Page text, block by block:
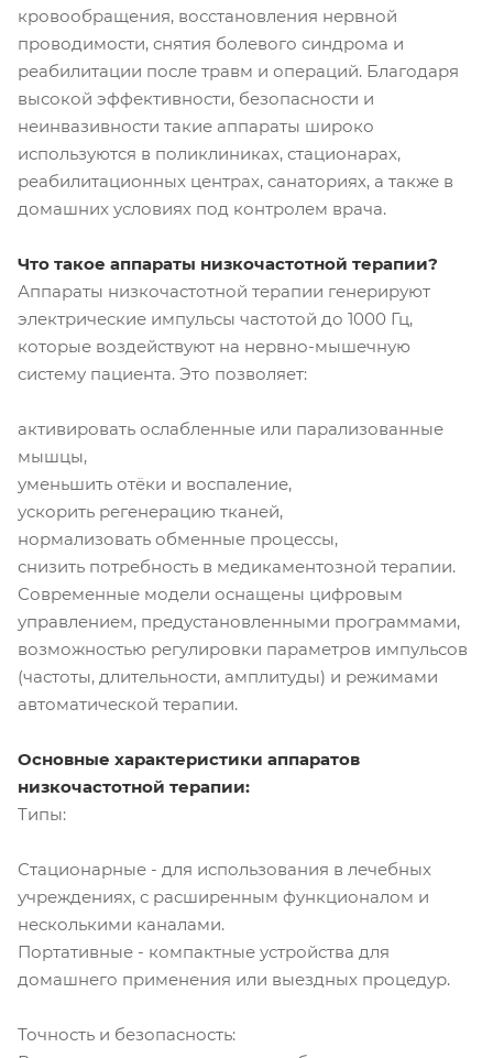
кровообращения, восстановления нервной
проводимости, снятия болевого синдрома и
реабилитации после травм и операций. Благодаря
высокой эффективности, безопасности и
неинвазивности такие аппараты широко
используются в поликлиниках, стационарах,
реабилитационных центрах, санаториях, а также в
домашних условиях под контролем врача.
Что такое аппараты низкочастотной терапии?
Аппараты низкочастотной терапии генерируют
электрические импульсы частотой до 1000 Гц,
которые воздействуют на нервно-мышечную
систему пациента. Это позволяет:
активировать ослабленные или парализованные
мышцы,
уменьшить отёки и воспаление,
ускорить регенерацию тканей,
нормализовать обменные процессы,
снизить потребность в медикаментозной терапии.
Современные модели оснащены цифровым
управлением, предустановленными программами,
возможностью регулировки параметров импульсов
(частоты, длительности, амплитуды) и режимами
автоматической терапии.
Основные характеристики аппаратов
низкочастотной терапии:
Типы:
Стационарные - для использования в лечебных
учреждениях, с расширенным функционалом и
несколькими каналами.
Портативные - компактные устройства для
домашнего применения или выездных процедур.
Точность и безопасность: